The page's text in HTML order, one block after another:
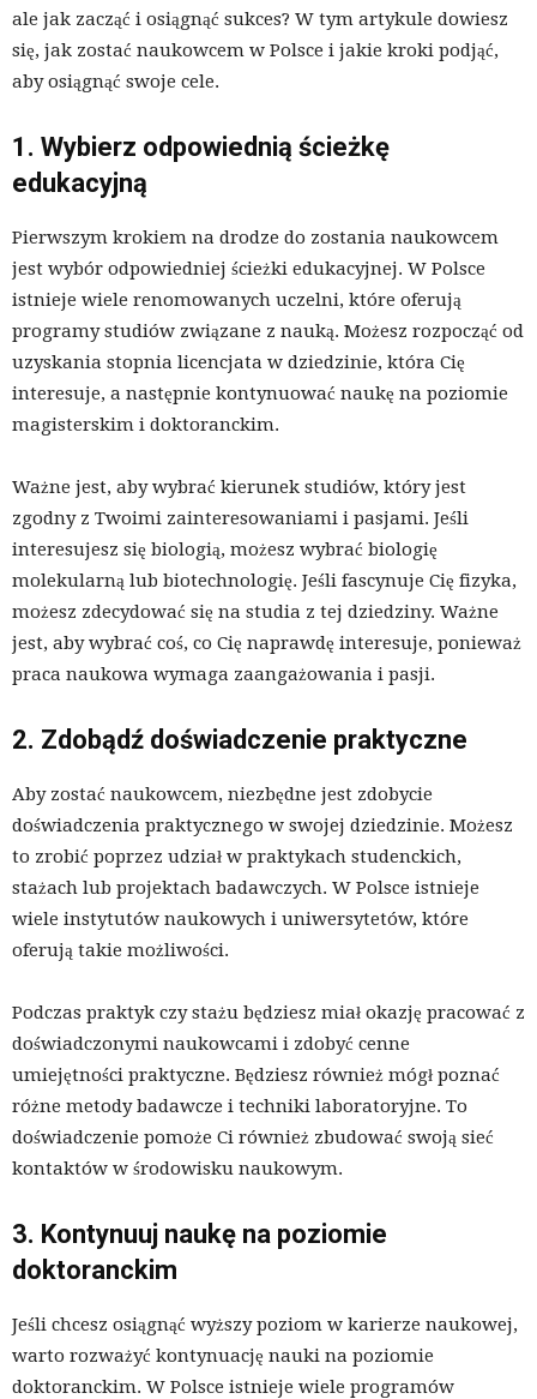
ale jak zacząć i osiągnąć sukces? W tym artykule dowiesz
się, jak zostać naukowcem w Polsce i jakie kroki podjąć,
aby osiągnąć swoje cele.
1. Wybierz odpowiednią ścieżkę
edukacyjną
Pierwszym krokiem na drodze do zostania naukowcem
jest wybór odpowiedniej ścieżki edukacyjnej. W Polsce
istnieje wiele renomowanych uczelni, które oferują
programy studiów związane z nauką. Możesz rozpocząć od
uzyskania stopnia licencjata w dziedzinie, która Cię
interesuje, a następnie kontynuować naukę na poziomie
magisterskim i doktoranckim.
Ważne jest, aby wybrać kierunek studiów, który jest
zgodny z Twoimi zainteresowaniami i pasjami. Jeśli
interesujesz się biologią, możesz wybrać biologię
molekularną lub biotechnologię. Jeśli fascynuje Cię fizyka,
możesz zdecydować się na studia z tej dziedziny. Ważne
jest, aby wybrać coś, co Cię naprawdę interesuje, ponieważ
praca naukowa wymaga zaangażowania i pasji.
2. Zdobądź doświadczenie praktyczne
Aby zostać naukowcem, niezbędne jest zdobycie
doświadczenia praktycznego w swojej dziedzinie. Możesz
to zrobić poprzez udział w praktykach studenckich,
stażach lub projektach badawczych. W Polsce istnieje
wiele instytutów naukowych i uniwersytetów, które
oferują takie możliwości.
Podczas praktyk czy stażu będziesz miał okazję pracować z
doświadczonymi naukowcami i zdobyć cenne
umiejętności praktyczne. Będziesz również mógł poznać
różne metody badawcze i techniki laboratoryjne. To
doświadczenie pomoże Ci również zbudować swoją sieć
kontaktów w środowisku naukowym.
3. Kontynuuj naukę na poziomie
doktoranckim
Jeśli chcesz osiągnąć wyższy poziom w karierze naukowej,
warto rozważyć kontynuację nauki na poziomie
doktoranckim. W Polsce istnieje wiele programów